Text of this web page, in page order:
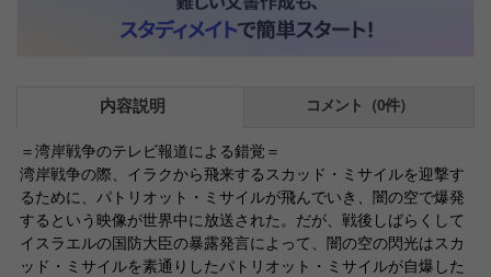
内容説明 コメント（0件）
＝湾岸戦争のテレビ報道による錯覚＝
湾岸戦争の際、イラクから飛来するスカッド・ミサイルを迎撃す
るために、パトリオット・ミサイルが飛んでいき、闇の空で爆発
するという映像が世界中に放送された。だが、戦後しばらくして
イスラエルの国防大臣の暴露発言によって、闇の空の閃光はスカ
ッド・ミサイルを素通りしたパトリオット・ミサイルが自爆した